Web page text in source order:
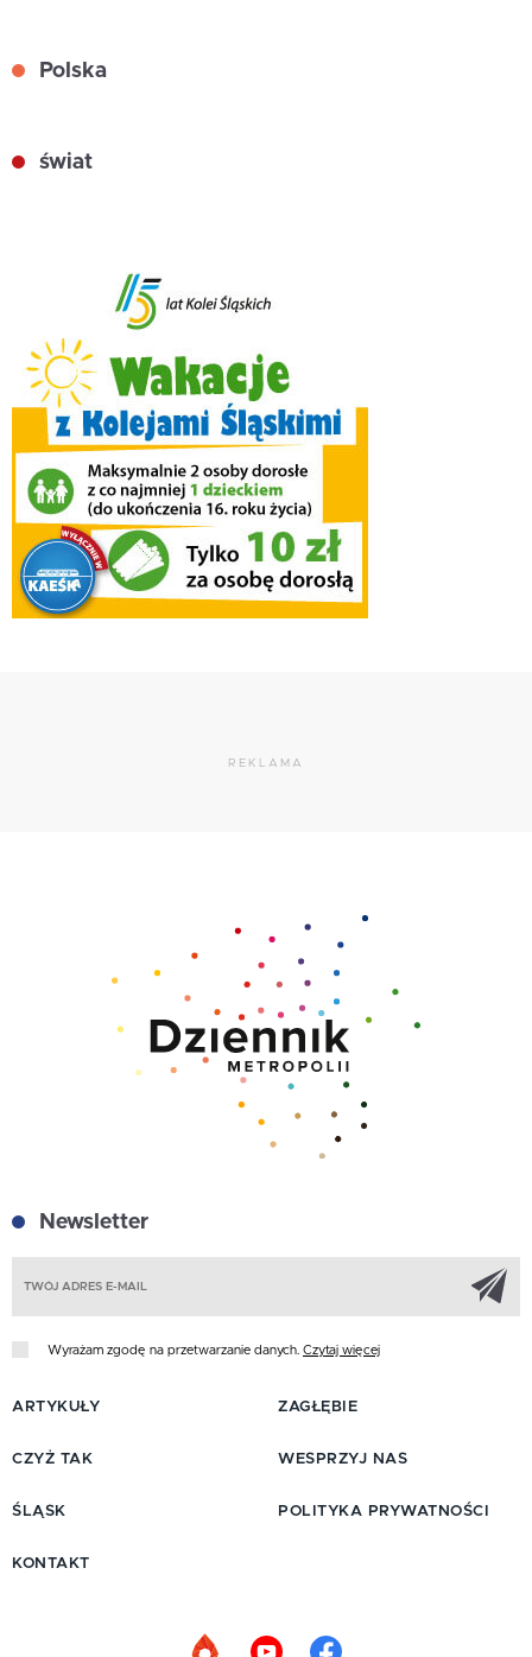
Polska
świat
REKLAMA
Newsletter
Wyrażam zgodę na przetwarzanie danych. Czytaj więcej
ARTYKUŁY
CZYŻ TAK
ŚLĄSK
ZAGŁĘBIE
WESPRZYJ NAS
POLITYKA PRYWATNOŚCI
KONTAKT